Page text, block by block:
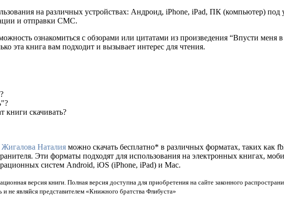
на различных устройствах: Андроид, iPhone, iPad, ПК (компьютер)
и отправки СМС.
ознакомиться с обзорами или цитатами из произведения “Впусти меня
эта книга вам подходит и вызывает интерес для чтения.
книги скачивать?
Жигалова Наталия можно скачать бесплатно* в различных форматах, таких как
Эти форматы подходят для использования на электронных книгах,
систем Android, iOS (iPhone, iPad) и Mac.
версия книги. Полная версия доступна для приобретения на сайте законного
не являйся представителем «Книжного братства Флибуста»